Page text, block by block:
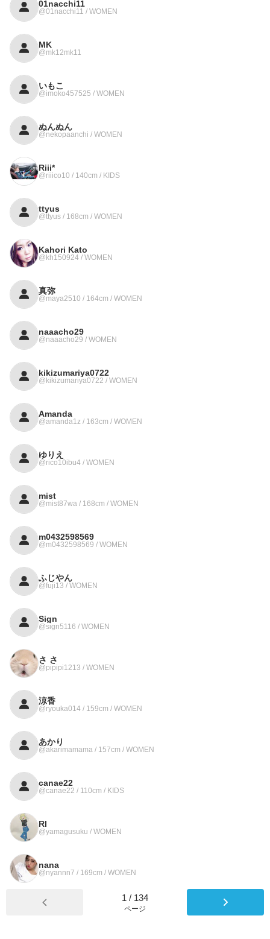
01nacchi11
@01nacchi11 / WOMEN
MK
@mk12mk11
いもこ
@imoko457525 / WOMEN
ぬんぬん
@nekopaanchi / WOMEN
Riii*
@riiico10 / 140cm / KIDS
ttyus
@ttyus / 168cm / WOMEN
Kahori Kato
@kh150924 / WOMEN
真弥
@maya2510 / 164cm / WOMEN
naaacho29
@naaacho29 / WOMEN
kikizumariya0722
@kikizumariya0722 / WOMEN
Amanda
@amanda1z / 163cm / WOMEN
ゆりえ
@rico10ibu4 / WOMEN
mist
@mist87wa / 168cm / WOMEN
m0432598569
@m0432598569 / WOMEN
ふじやん
@fuji13 / WOMEN
Sign
@sign5116 / WOMEN
さ さ
@pipipi1213 / WOMEN
涼香
@ryouka014 / 159cm / WOMEN
あかり
@akarimamama / 157cm / WOMEN
canae22
@canae22 / 110cm / KIDS
RI
@yamagusuku / WOMEN
nana
@nyannn7 / 169cm / WOMEN
1 / 134
ページ